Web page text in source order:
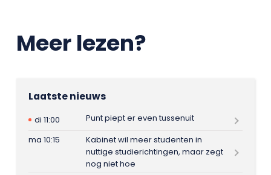
Meer lezen?
Laatste nieuws
di 11:00
Punt piept er even tussenuit
ma 10:15
Kabinet wil meer studenten in
nuttige studierichtingen, maar zegt
nog niet hoe